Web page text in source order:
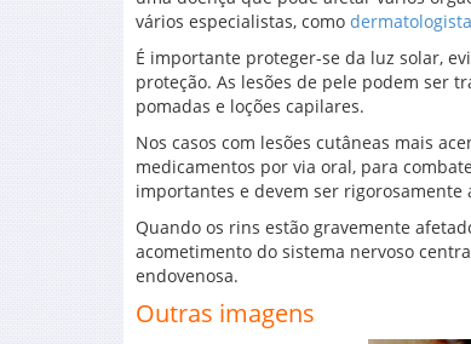
vários especialistas, como dermatologista
É importante proteger-se da luz solar,
proteção. As lesões de pele podem ser
pomadas e loções capilares.
Nos casos com lesões cutâneas mais
medicamentos por via oral, para
importantes e devem ser rigorosamente
Quando os rins estão gravemente
acometimento do sistema nervoso
endovenosa.
Outras imagens